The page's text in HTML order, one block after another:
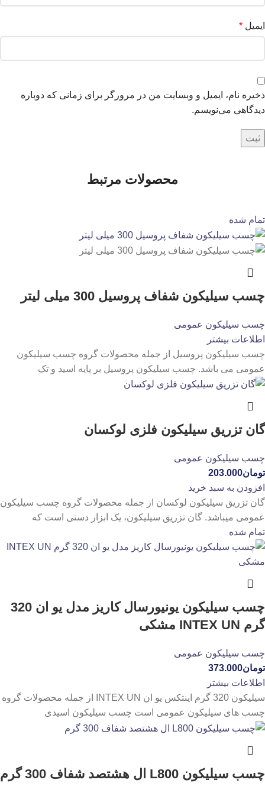
ایمیل *
ذخیره نام، ایمیل و وبسایت من در مرورگر برای زمانی که دوباره
دیدگاهی می‌نویسم.
محصولات مرتبط
تمام شده
چسب سیلیکون شفاف پروسیل 300 میلی لیتر
چسب سیلیکون عمومی
اطلاعات بیشتر
چسب سیلیکون پروسیل از جمله محصولات گروه چسب سیلیکون
عمومی می باشد. چسب سیلیکون پروسیل بر پایه اسید و تک
گان تزریق سیلیکون فلزی لوکسان
چسب سیلیکون عمومی
تومان203.000
افزودن به سبد خرید
گان تزریق سیلیکون لوکسان از جمله محصولات گروه چسب سیلیکون
عمومی میباشد. گان تزریق سیلیکون، یک ابزار دستی است که
تمام شده
چسب سیلیکون یونیورسال کاریز مدل یو ان 320
گرم INTEX UN مشکی
چسب سیلیکون عمومی
تومان373.000
اطلاعات بیشتر
سیلیکون 320 گرم اینتکس یو ان INTEX UN از جمله محصولات گروه
چسب های سیلیکون عمومی است چسب سیلیکون اسیدی
چسب سیلیکون L800 ال هشتصد شفاف 300 گرم